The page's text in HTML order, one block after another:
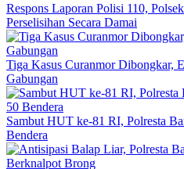
Respons Laporan Polisi 110,
Perselisihan Secara Damai
Tiga Kasus Curanmor Dibongkar,
Gabungan
Sambut HUT ke-81 RI, Polresta
Bendera